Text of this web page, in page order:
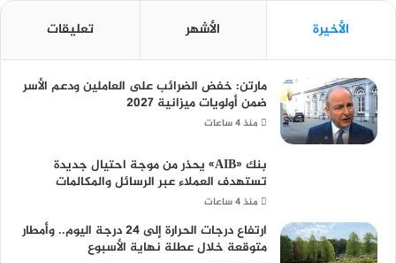
الأخيرة الأشهر تعليقات
مارتن: خفض الضرائب على العاملين ودعم الأسر
ضمن أولويات ميزانية 2027
منذ 4 ساعات
بنك «AIB» يحذر من موجة احتيال جديدة
تستهدف العملاء عبر الرسائل والمكالمات
منذ 4 ساعات
ارتفاع درجات الحرارة إلى 24 درجة اليوم.. وأمطار
متوقعة خلال عطلة نهاية الأسبوع